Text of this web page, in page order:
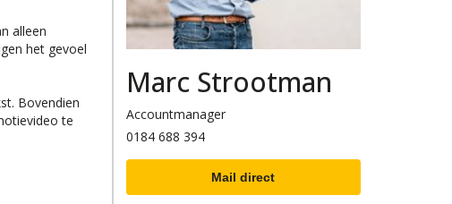
alleen
het gevoel
Bovendien
te
Marc Strootman
Accountmanager
0184 688 394
Mail direct